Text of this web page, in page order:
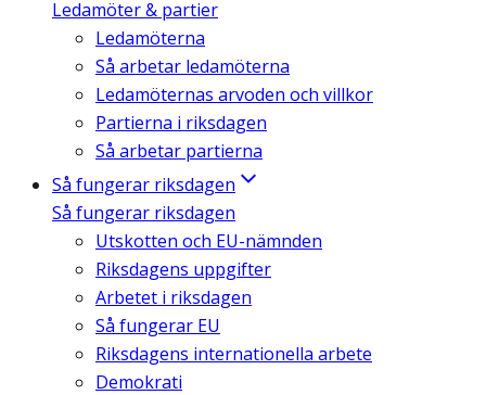
Ledamöter & partier
Ledamöterna
Så arbetar ledamöterna
Ledamöternas arvoden och villkor
Partierna i riksdagen
Så arbetar partierna
Så fungerar riksdagen
Så fungerar riksdagen
Utskotten och EU-nämnden
Riksdagens uppgifter
Arbetet i riksdagen
Så fungerar EU
Riksdagens internationella arbete
Demokrati